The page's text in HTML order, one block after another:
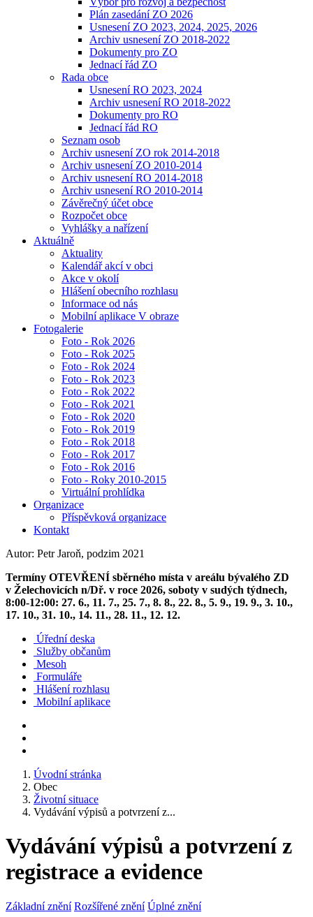
Plán zasedání ZO 2026
Usnesení ZO 2023, 2024, 2025, 2026
Archiv usnesení ZO 2018-2022
Dokumenty pro ZO
Jednací řád ZO
Rada obce
Usnesení RO 2023, 2024
Archiv usnesení RO 2018-2022
Dokumenty pro RO
Jednací řád RO
Seznam osob
Archiv usnesení ZO rok 2014-2018
Archiv usnesení ZO 2010-2014
Archiv usnesení RO 2014-2018
Archiv usnesení RO 2010-2014
Závěrečný účet obce
Rozpočet obce
Vyhlášky a nařízení
Aktuálně
Aktuality
Kalendář akcí v obci
Akce v okolí
Hlášení obecního rozhlasu
Informace od nás
Mobilní aplikace V obraze
Fotogalerie
Foto - Rok 2026
Foto - Rok 2025
Foto - Rok 2024
Foto - Rok 2023
Foto - Rok 2022
Foto - Rok 2021
Foto - Rok 2020
Foto - Rok 2019
Foto - Rok 2018
Foto - Rok 2017
Foto - Rok 2016
Foto - Roky 2010-2015
Virtuální prohlídka
Organizace
Příspěvková organizace
Kontakt
Autor: Petr Jaroň, podzim 2021
Termíny OTEVŘENÍ sběrného místa v areálu bývalého ZD
v Želechovicích n/Dř. v roce 2026, soboty v sudých týdnech,
8:00-12:00: 27. 6., 11. 7., 25. 7., 8. 8., 22. 8., 5. 9., 19. 9., 3. 10.,
17. 10., 31. 10., 14. 11., 28. 11., 12. 12.
Úřední deska
Služby občanům
Mesoh
Formuláře
Hlášení rozhlasu
Mobilní aplikace
Úvodní stránka
Obec
Životní situace
Vydávání výpisů a potvrzení z...
Vydávání výpisů a potvrzení z
registrace a evidence
Základní znění Rozšířené znění Úplné znění